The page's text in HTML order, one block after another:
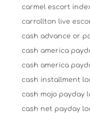
carmel escort
carrollton live
cash advance or
cash america
cash america
cash installment
cash mojo payday
cash net payday